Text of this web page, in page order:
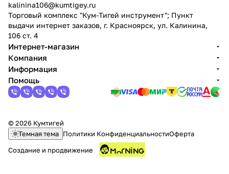
kalinina106@kumtigey.ru
Торговый комплекс "Кум-Тигей инструмент"; Пункт
выдачи интернет заказов, г. Красноярск, ул. Калинина,
106 ст. 4
Интернет-магазин
Компания
Информация
Помощь
© 2026 Кумтигей
Темная тема Политики КонфиденциальностиОферта
Создание и продвижение